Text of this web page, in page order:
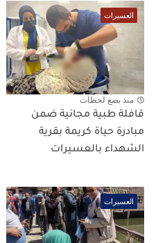
العسيرات
منذ بضع لحظات
قافلة طبية مجانية ضمن
مبادرة حياة كريمة بقرية
الشهداء بالعسيرات
العسيرات